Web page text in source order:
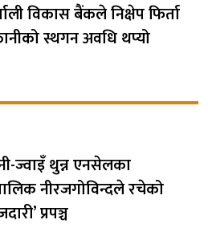
विकास बैंकले निक्षेप फिर्ता
स्थगन अवधि थप्यो
ज्वाइँ थुन्न एनसेलका
नीरजगोविन्दले रचेको
प्रपञ्च